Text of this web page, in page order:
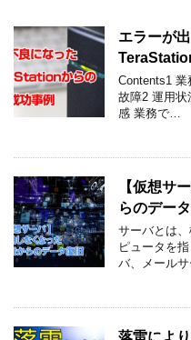
エラーが
Contents1 業
故障2 運用状
感 業務で…
【仮想サ
らのデー
サーバとは
ピュータを
バ、メール